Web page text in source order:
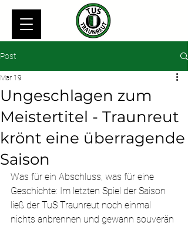
Post
Ungeschlagen zum
Meistertitel - Traunreut
krönt eine überragende
Saison
Mar 19
Was für ein Abschluss, was für eine
Geschichte: Im letzten Spiel der Saison
ließ der TuS Traunreut noch einmal
nichts anbrennen und gewann souverän